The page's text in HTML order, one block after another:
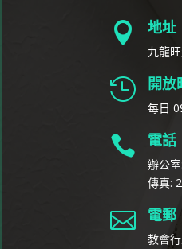
 地址
九龍
 開放
每日
 電話
辦公
傳真:
 電郵
教會